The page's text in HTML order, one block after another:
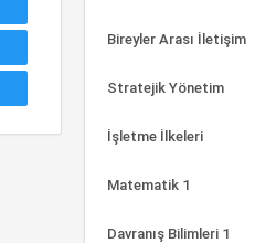
Bireyler Arası İletişim
Stratejik Yönetim
İşletme İlkeleri
Matematik 1
Davranış Bilimleri 1